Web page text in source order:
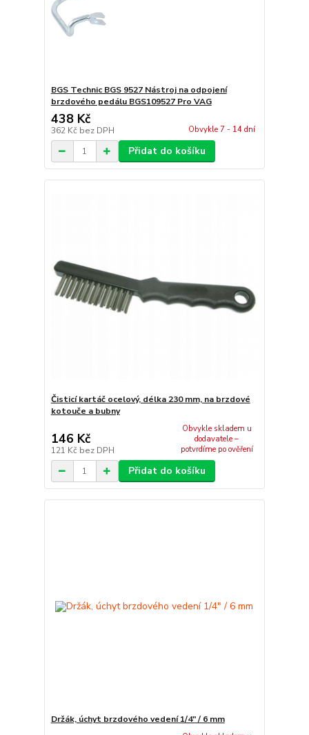
BGS Technic BGS 9527 Nástroj na odpojení
brzdového pedálu BGS109527 Pro VAG
438 Kč
362 Kč bez DPH Obvykle 7 - 14 dní
Přidat do košíku
Čisticí kartáč ocelový, délka 230 mm, na brzdové
kotouče a bubny
146 Kč
121 Kč bez DPH
Obvykle skladem u
dodavatele –
potvrdíme po ověření
Přidat do košíku
Držák, úchyt brzdového vedení 1/4" / 6 mm